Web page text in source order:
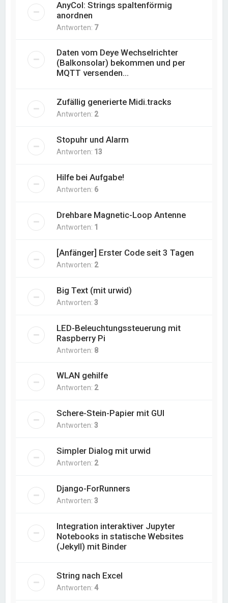
AnyCol: Strings spaltenförmig
anordnen
Antworten: 7
Daten vom Deye Wechselrichter
(Balkonsolar) bekommen und per
MQTT versenden...
Zufällig generierte Midi.tracks
Antworten: 2
Stopuhr und Alarm
Antworten: 13
Hilfe bei Aufgabe!
Antworten: 6
Drehbare Magnetic-Loop Antenne
Antworten: 1
[Anfänger] Erster Code seit 3 Tagen
Antworten: 2
Big Text (mit urwid)
Antworten:3
LED-Beleuchtungssteuerung mit
Raspberry Pi
Antworten: 8
WLAN gehilfe
Antworten: 2
Schere-Stein-Papier mit GUI
Antworten:3
Simpler Dialog mit urwid
Antworten: 2
Django-ForRunners
Antworten:3
Integration interaktiver Jupyter
Notebooks in statische Websites
(Jekyll) mit Binder
String nach Excel
Antworten:4